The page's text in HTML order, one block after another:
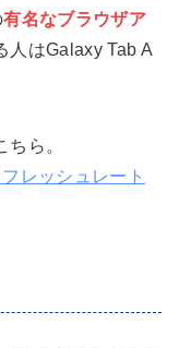
有名なブラウザア
人はGalaxy Tab A
ら。
レッシュレート